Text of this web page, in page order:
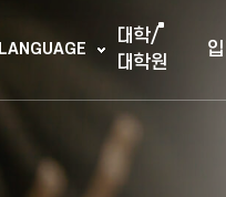
LANGUAGE
대학/
대학원